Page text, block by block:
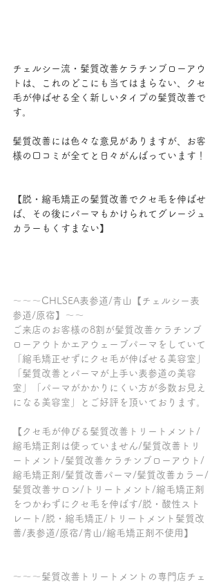
チェルシー流・髪質改善ケラチンブローアウ
トは、これのどこにも当てはまらない、クセ
毛が伸ばせる全く新しいタイプの髪質改善で
す。
髪質改善には色々な意見がありますが、お客
様の口コミが全てと日々がんばっています！
【脱・縮毛矯正の髪質改善でクセ毛を伸ばせ
ば、その後にパーマもかけられてグレージュ
カラーもくすまない】
～～～CHLSEA表参道/青山【チェルシー表
参道/原宿】～～
ご来店のお客様の8割が髪質改善ケラチンブ
ローアウトかエアウェーブパーマをしていて
「縮毛矯正せずにクセ毛が伸ばせる美容室」
「髪質改善とパーマが上手い表参道の美容
室」「パーマがかかりにくい方が多数お見え
になる美容室」とご好評を頂いております。
【クセ毛が伸びる髪質改善トリートメント/
縮毛矯正剤は使っていません/髪質改善トリ
ートメント/髪質改善ケラチンブローアウト/
縮毛矯正剤/髪質改善パーマ/髪質改善カラー/
髪質改善サロン/トリートメント/縮毛矯正剤
をつかわずにクセ毛を伸ばす/脱・酸性スト
レート/脱・縮毛矯正/トリートメント髪質改
善/表参道/原宿/青山/縮毛矯正剤不使用】
～～～髪質改善トリートメントの専門店チェ